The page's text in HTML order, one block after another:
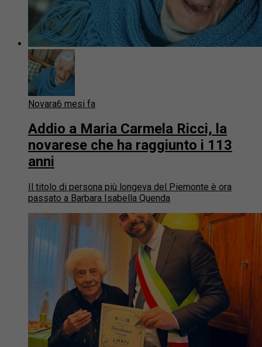
Novara6 mesi fa
Addio a Maria Carmela Ricci, la
novarese che ha raggiunto i 113
anni
Il titolo di persona più longeva del Piemonte è ora
passato a Barbara Isabella Quenda